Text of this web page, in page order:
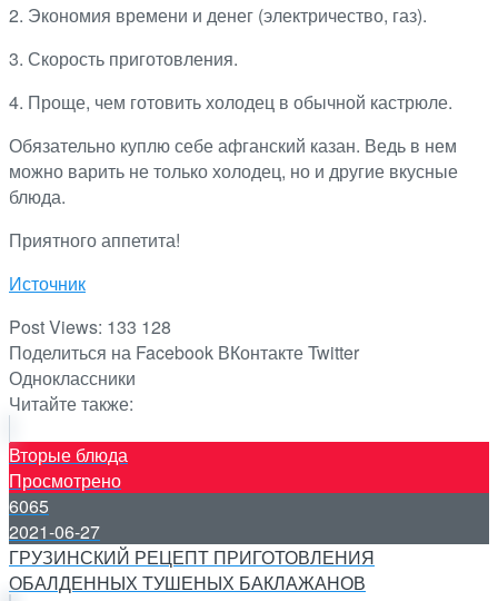
2. Экономия времени и денег (электричество, газ).
3. Скорость приготовления.
4. Проще, чем готовить холодец в обычной кастрюле.
Обязательно куплю себе афганский казан. Ведь в нем
можно варить не только холодец, но и другие вкусные
блюда.
Приятного аппетита!
Источник
Post Views: 133 128
Поделиться на Facebook ВКонтактеTwitter
Одноклассники
Читайте также:
Вторые блюда
Просмотрено
6065
2021-06-27
ГРУЗИНСКИЙ РЕЦЕПТ ПРИГОТОВЛЕНИЯ
ОБАЛДЕННЫХ ТУШЕНЫХ БАКЛАЖАНОВ